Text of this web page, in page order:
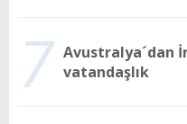
7 Avustralya´dan
vatandaşlık